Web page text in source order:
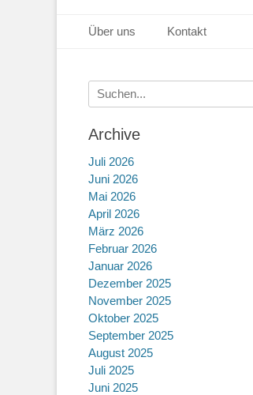
Primäres Menü
Zum
Inhalt
Über uns Kontakt
Suche
nach:
Archive
Juli 2026
Juni 2026
Mai 2026
April 2026
März 2026
Februar 2026
Januar 2026
Dezember 2025
November 2025
Oktober 2025
September 2025
August 2025
Juli 2025
Juni 2025